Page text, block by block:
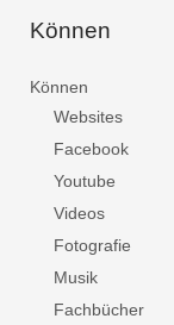
Können
Können
Websites
Facebook
Youtube
Videos
Fotografie
Musik
Fachbücher